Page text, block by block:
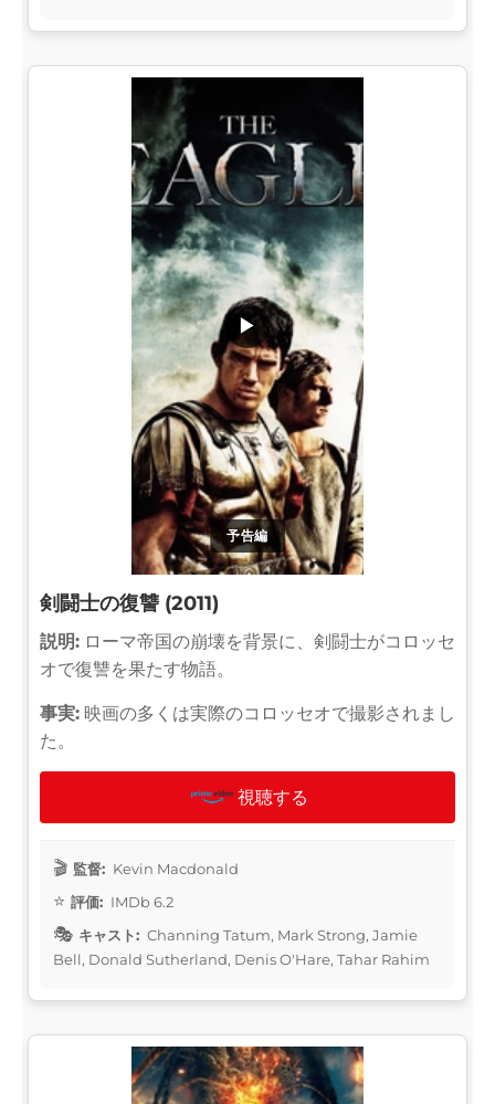
予告編
▶
剣闘士の復讐 (2011)
説明: ローマ帝国の崩壊を背景に、剣闘士がコロッセ
オで復讐を果たす物語。
事実: 映画の多くは実際のコロッセオで撮影されまし
た。
視聴する
監督: Kevin Macdonald
評価: IMDb 6.2
キャスト: Channing Tatum, Mark Strong, Jamie
Bell, Donald Sutherland, Denis O'Hare, Tahar Rahim